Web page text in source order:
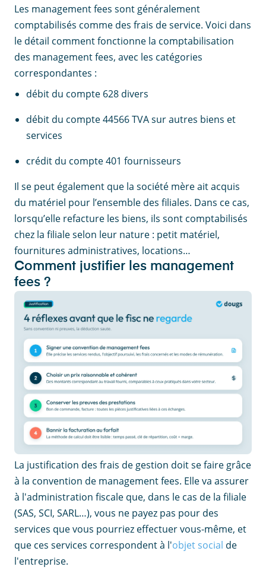
Les management fees sont généralement
comptabilisés comme des frais de service. Voici dans
le détail comment fonctionne la comptabilisation
des management fees, avec les catégories
correspondantes :
débit du compte 628 divers
débit du compte 44566 TVA sur autres biens et
services
crédit du compte 401 fournisseurs
Il se peut également que la société mère ait acquis
du matériel pour l’ensemble des filiales. Dans ce cas,
lorsqu’elle refacture les biens, ils sont comptabilisés
chez la filiale selon leur nature : petit matériel,
fournitures administratives, locations…
Comment justifier les management
fees ?
La justification des frais de gestion doit se faire grâce
à la convention de management fees. Elle va assurer
à l'administration fiscale que, dans le cas de la filiale
(SAS, SCI, SARL…), vous ne payez pas pour des
services que vous pourriez effectuer vous-même, et
que ces services correspondent à l'objet social de
l'entreprise.